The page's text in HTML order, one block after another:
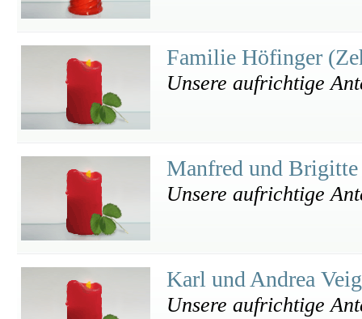
Familie Höfinger
Unsere aufrichtige
Manfred und
Unsere aufrichtige
Karl und Andrea
Unsere aufrichtige